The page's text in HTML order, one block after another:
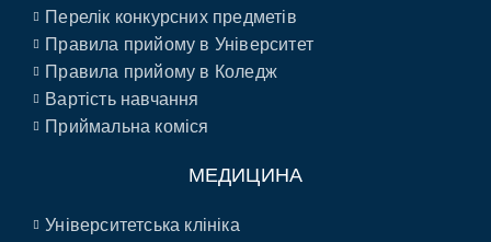
Перелік конкурсних предметів
Правила прийому в Університет
Правила прийому в Коледж
Вартість навчання
Приймальна коміся
МЕДИЦИНА
Університетська клініка